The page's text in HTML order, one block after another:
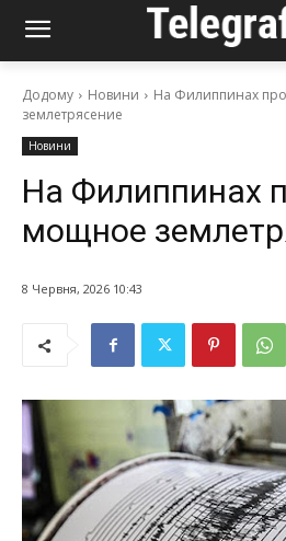
Додому Новини
На Филиппинах
землетрясение
Новини
На Филиппинах
мощное
8 Червня, 2026 10:43